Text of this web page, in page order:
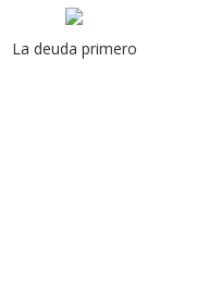
La deuda primero